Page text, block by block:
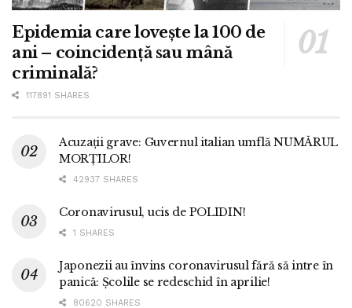
Epidemia care lovește la 100 de
ani – coincidență sau mână
criminală?
117891 SHARES
Acuzații grave: Guvernul italian umflă NUMĂRUL
MORȚILOR!
42937 SHARES
Coronavirusul, ucis de POLIDIN!
1 SHARES
Japonezii au învins coronavirusul fără să intre în
panică: Școlile se redeschid în aprilie!
80620 SHARES